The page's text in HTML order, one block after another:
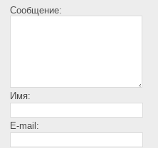
Сообщение:
Имя:
E-mail: